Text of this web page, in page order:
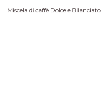
Miscela di caffè Dolce e Bilanciato